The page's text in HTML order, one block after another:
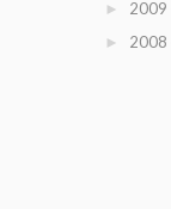
► 2009
► 2008